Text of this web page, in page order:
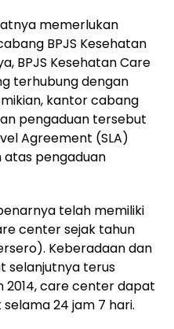
memerlukan
BPJS Kesehatan
BPJS Kesehatan Care
terhubung dengan
kantor cabang
pengaduan tersebut
Agreement (SLA)
pengaduan
telah memiliki
center sejak tahun
Keberadaan dan
selanjutnya terus
2014, care center dapat
24 jam 7 hari.